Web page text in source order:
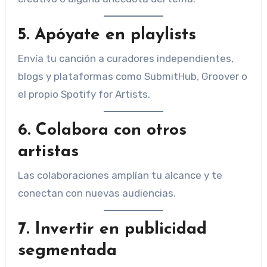
5. Apóyate en playlists
Envía tu canción a curadores independientes,
blogs y plataformas como SubmitHub, Groover o
el propio Spotify for Artists.
6. Colabora con otros
artistas
Las colaboraciones amplían tu alcance y te
conectan con nuevas audiencias.
7. Invertir en publicidad
segmentada